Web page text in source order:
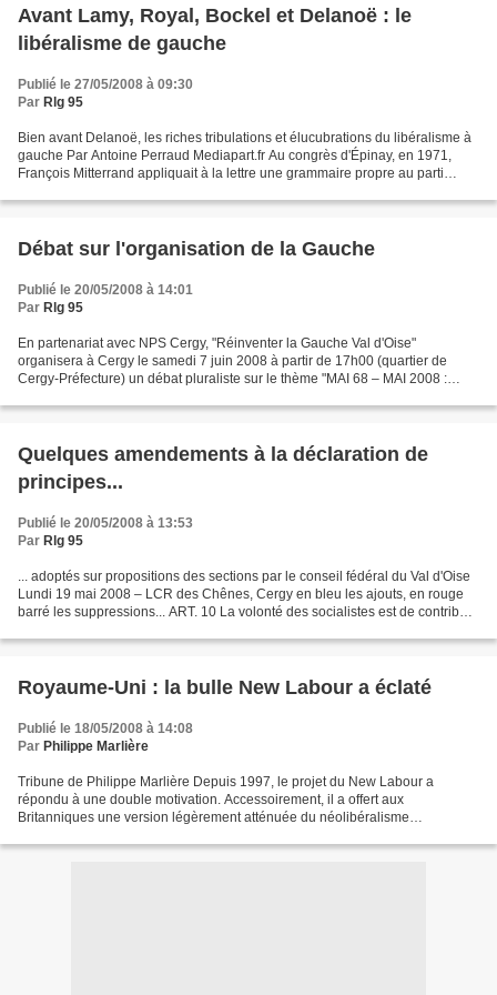
Avant Lamy, Royal, Bockel et Delanoë : le
libéralisme de gauche
Publié le 27/05/2008 à 09:30
Par Rlg 95
Bien avant Delanoë, les riches tribulations et élucubrations du libéralisme à
gauche Par Antoine Perraud Mediapart.fr Au congrès d'Épinay, en 1971,
François Mitterrand appliquait à la lettre une grammaire propre au parti
Débat sur l'organisation de la Gauche
Publié le 20/05/2008 à 14:01
Par Rlg 95
En partenariat avec NPS Cergy, "Réinventer la Gauche Val d'Oise"
organisera à Cergy le samedi 7 juin 2008 à partir de 17h00 (quartier de
Cergy-Préfecture) un débat pluraliste sur le thème "MAI 68 – MAI 2008 :
Quelques amendements à la déclaration de
principes...
Publié le 20/05/2008 à 13:53
Par Rlg 95
... adoptés sur propositions des sections par le conseil fédéral du Val d'Oise
Lundi 19 mai 2008 – LCR des Chênes, Cergy en bleu les ajouts, en rouge
barré les suppressions... ART. 10 La volonté des socialistes est de contribuer
Royaume-Uni : la bulle New Labour a éclaté
Publié le 18/05/2008 à 14:08
Par Philippe Marlière
Tribune de Philippe Marlière Depuis 1997, le projet du New Labour a
répondu à une double motivation. Accessoirement, il a offert aux
Britanniques une version légèrement atténuée du néolibéralisme